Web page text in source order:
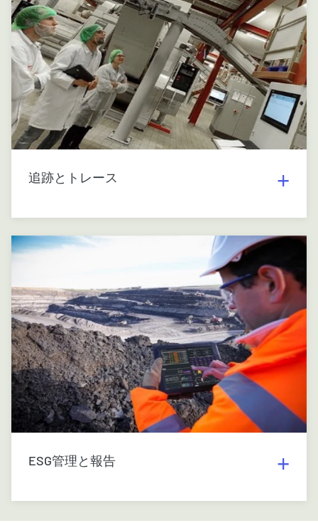
追跡とトレース
ESG管理と報告